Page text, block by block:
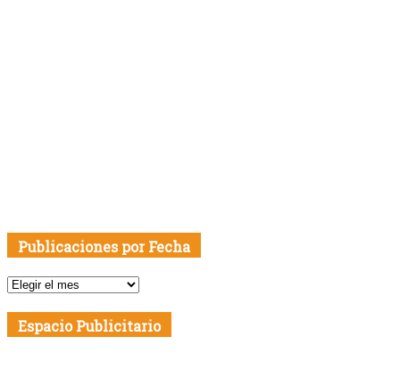
Publicaciones por Fecha
Publicaciones
Fecha
Espacio Publicitario